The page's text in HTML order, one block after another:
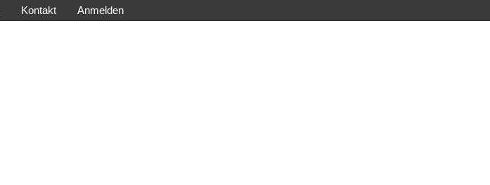
Kontakt Anmelden